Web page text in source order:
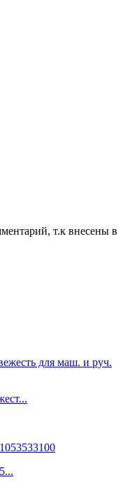
т.к внесены в